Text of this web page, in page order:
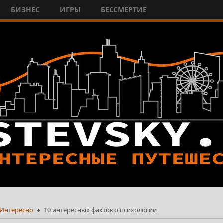
БИЗНЕС ИГРЫ БЕССМЕРТИЕ
Интересно 10 интересных фактов о психологии